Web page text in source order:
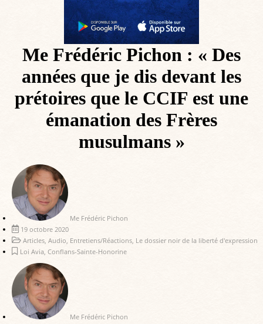
Me Frédéric Pichon : « Des
années que je dis devant les
prétoires que le CCIF est une
émanation des Frères
musulmans »
Me Frédéric Pichon
19 octobre 2020
Articles, Audio, Entretiens/Réactions, Le dossier noir de la liberté d'expression
Loi Avia, Conflans-Sainte-Honorine
Me Frédéric Pichon